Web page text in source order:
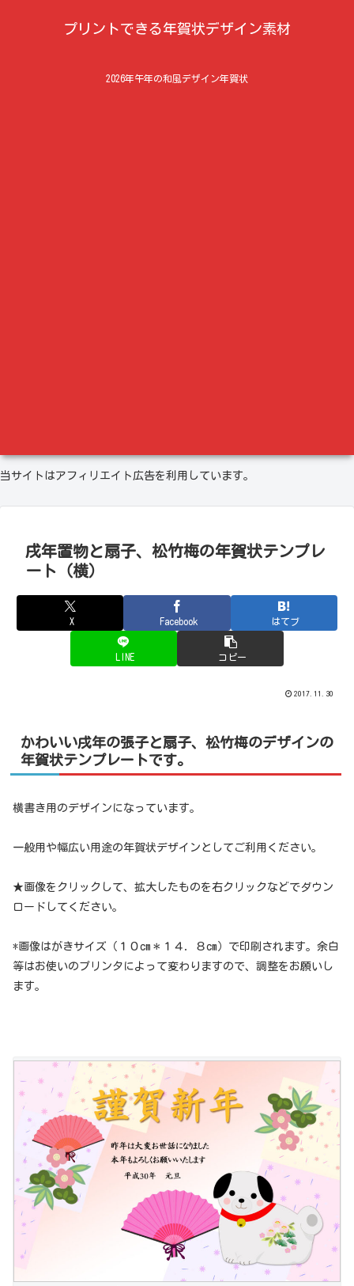
プリントできる年賀状デザイン素材
2026年午年の和風デザイン年賀状
当サイトはアフィリエイト広告を利用しています。
戌年置物と扇子、松竹梅の年賀状テンプレ
ート（横）
X Facebook はてブ
LINE コピー
2017.11.30
かわいい戌年の張子と扇子、松竹梅のデザインの
年賀状テンプレートです。
横書き用のデザインになっています。
一般用や幅広い用途の年賀状デザインとしてご利用ください。
★画像をクリックして、拡大したものを右クリックなどでダウン
ロードしてください。
*画像はがきサイズ（１０cm＊１４．８cm）で印刷されます。余白
等はお使いのプリンタによって変わりますので、調整をお願いし
ます。